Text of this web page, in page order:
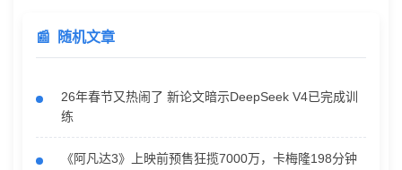
随机文章
26年春节又热闹了 新论文暗示DeepSeek V4已完成训
练
《阿凡达3》上映前预售狂揽7000万，卡梅隆198分钟